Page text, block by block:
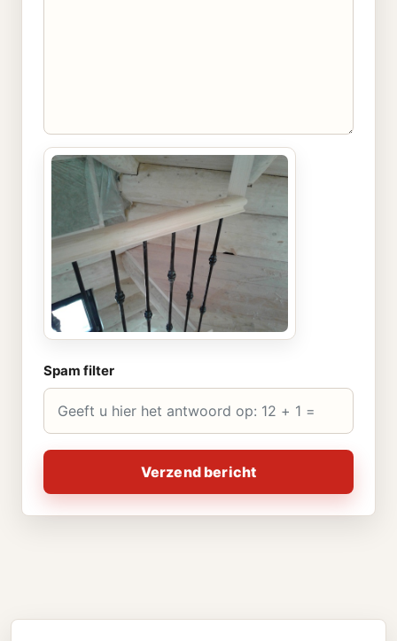
Spam filter
Verzend bericht